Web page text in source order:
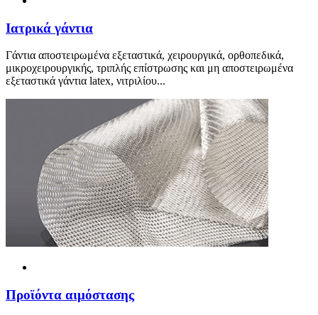
Ιατρικά γάντια
Γάντια αποστειρωμένα εξεταστικά, χειρουργικά, ορθοπεδικά,
μικροχειρουργικής, τριπλής επίστρωσης και μη αποστειρωμένα
εξεταστικά γάντια latex, νιτριλίου...
Προϊόντα αιμόστασης